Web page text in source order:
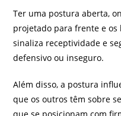
Ter uma postura aberta,
projetado para frente e os
sinaliza receptividade e
defensivo ou inseguro.
Além disso, a postura
que os outros têm sobre